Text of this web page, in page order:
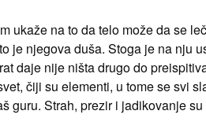
ukaže na to da telo može da se
je njegova duša. Stoga je na nju
daje nije ništa drugo do
čiji su elementi, u tome se svi
guru. Strah, prezir i jadikovanje